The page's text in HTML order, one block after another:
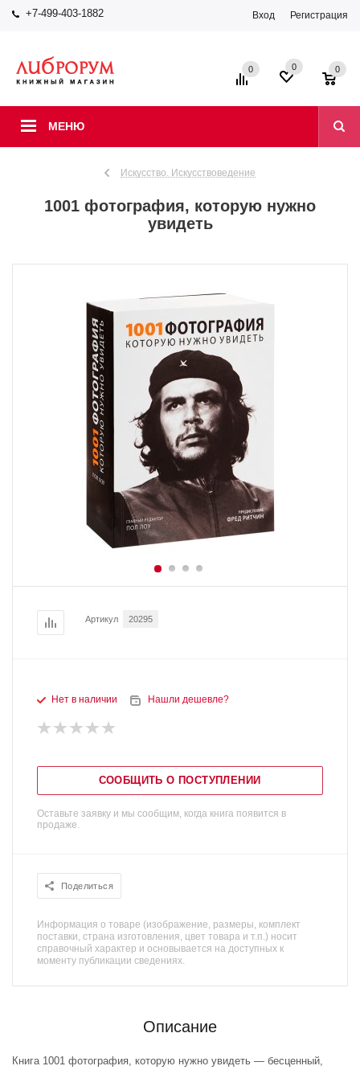
+7-499-403-1882 Вход Регистрация
МЕНЮ
0 0 0
Искусство. Искусствоведение
1001 фотография, которую нужно
увидеть
Артикул 20295
Нет в наличии Нашли дешевле?
СООБЩИТЬ О ПОСТУПЛЕНИИ
Оставьте заявку и мы сообщим, когда книга появится в
продаже.
Поделиться
Информация о товаре (изображение, размеры, комплект
поставки, страна изготовления, цвет товара и т.п.) носит
справочный характер и основывается на доступных к
моменту публикации сведениях.
Описание
Книга 1001 фотография, которую нужно увидеть — бесценный,